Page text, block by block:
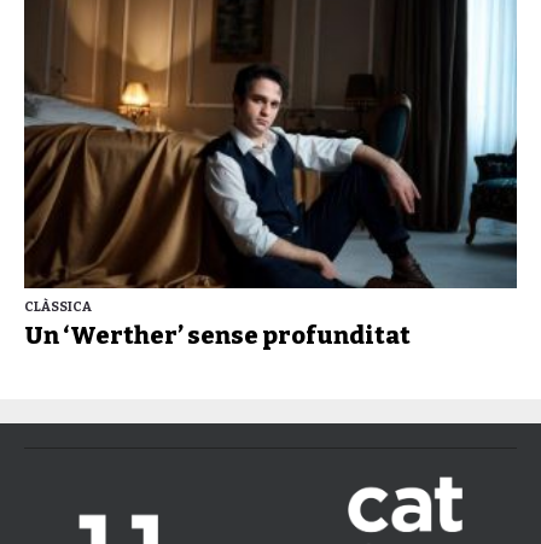
CLÀSSICA
Un ‘Werther’ sense profunditat